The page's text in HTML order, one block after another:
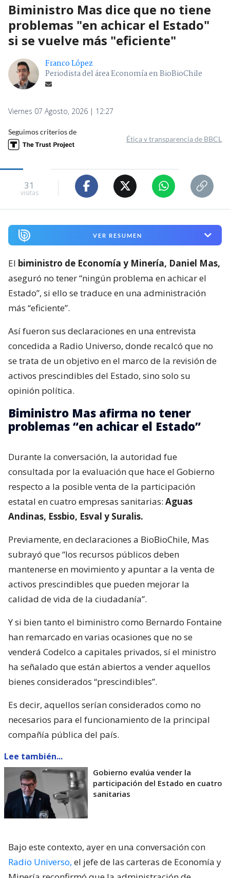
Biministro Mas dice que no tiene
problemas "en achicar el Estado"
si se vuelve más "eficiente"
Franco López
Periodista del área Economía en BioBioChile
Viernes 07 Agosto, 2026 | 12:27
Seguimos criterios de
Ética y transparencia de BBCL
31
visitas
VER RESUMEN
El biministro de Economía y Minería, Daniel Mas,
aseguró no tener “ningún problema en achicar el
Estado”, si ello se traduce en una administración
más “eficiente”.
Así fueron sus declaraciones en una entrevista
concedida a Radio Universo, donde recalcó que no
se trata de un objetivo en el marco de la revisión de
activos prescindibles del Estado, sino solo su
opinión política.
Biministro Mas afirma no tener
problemas “en achicar el Estado”
Durante la conversación, la autoridad fue
consultada por la evaluación que hace el Gobierno
respecto a la posible venta de la participación
estatal en cuatro empresas sanitarias: Aguas
Andinas, Essbio, Esval y Suralis.
Previamente, en declaraciones a BioBioChile, Mas
subrayó que “los recursos públicos deben
mantenerse en movimiento y apuntar a la venta de
activos prescindibles que pueden mejorar la
calidad de vida de la ciudadanía”.
Y si bien tanto el biministro como Bernardo Fontaine
han remarcado en varias ocasiones que no se
venderá Codelco a capitales privados, sí el ministro
ha señalado que están abiertos a vender aquellos
bienes considerados “prescindibles”.
Es decir, aquellos serían considerados como no
necesarios para el funcionamiento de la principal
compañía pública del país.
Lee también...
Gobierno evalúa vender la
participación del Estado en cuatro
sanitarias
Bajo este contexto, ayer en una conversación con
Radio Universo, el jefe de las carteras de Economía y